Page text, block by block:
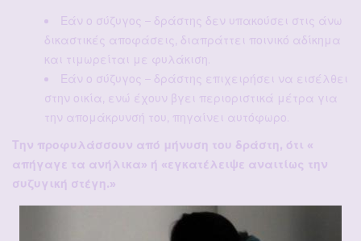
Εάν ο σύζυγος – δράστης δεν υπακούσει στις άνω
δικαστικές αποφάσεις, διαπράττει ποινικό αδίκημα
και τιμωρείται με φυλάκιση.
Εάν ο σύζυγος – δράστης επιχειρήσει να εισέλθει
στην οικία, ενώ έχουν βγει περιοριστικά μέτρα για
την απομάκρυνσή του, πηγαίνει αυτόφωρο.
Την προφυλάσσουν από μήνυση του δράστη, ότι «
απήγαγε τα ανήλικα» ή «εγκατέλειψε αναιτίως την
συζυγική στέγη.»